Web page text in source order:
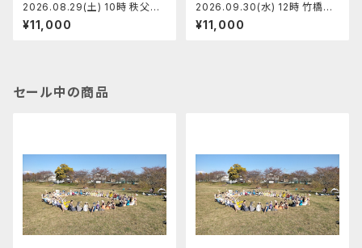
2026.08.29(土) 10時 秩父ミ
ューズパーク・マンサンダルワー
クショップ 【定員7】りゅうさん
¥11,000
2026.09.30(水) 12時 竹橋皇
居前 マンサンダルワークショッ
プ 【定員5】りゅうさん
¥11,000
セール中の商品